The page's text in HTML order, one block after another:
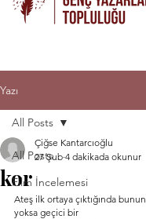
Yazı
All Posts
Film İncelemesi
All Posts
kor
Çiğse Kantarcıoğlu
27 Şub 4 dakikada okunur
Ateş ilk ortaya çıktığında
yoksa geçici bir